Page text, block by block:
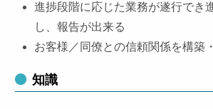
進捗段階に応じた業務が遂行でき
し、報告が出来る
お客様／同僚との信頼関係を構築
知識